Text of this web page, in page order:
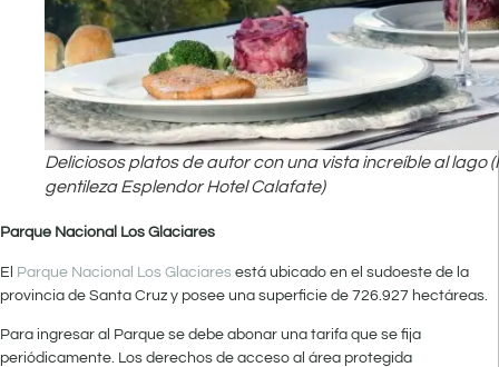
Deliciosos platos de autor con una vista increíble al lago
gentileza Esplendor Hotel Calafate)
Parque Nacional Los Glaciares
El Parque Nacional Los Glaciares está ubicado en el sudoeste de la
provincia de Santa Cruz y posee una superficie de 726.927 hectáreas.
Para ingresar al Parque se debe abonar una tarifa que se fija
periódicamente. Los derechos de acceso al área protegida